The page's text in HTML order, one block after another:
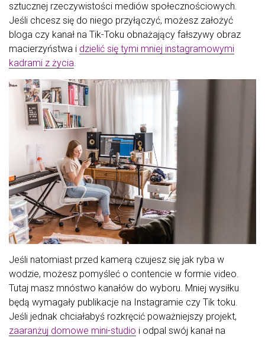
sztucznej rzeczywistości mediów społecznościowych.
Jeśli chcesz się do niego przyłączyć, możesz założyć
bloga czy kanał na Tik-Toku obnażający fałszywy obraz
macierzyństwa i dzielić się tymi mniej instagramowymi
kadrami z życia.
Jeśli natomiast przed kamerą czujesz się jak ryba w
wodzie, możesz pomyśleć o contencie w formie video.
Tutaj masz mnóstwo kanałów do wyboru. Mniej wysiłku
będą wymagały publikacje na Instagramie czy Tik toku.
Jeśli jednak chciałabyś rozkręcić poważniejszy projekt,
zaaranżuj domowe mini-studio i odpal swój kanał na